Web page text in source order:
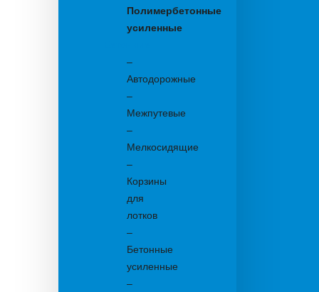
Полимербетонные
усиленные
–
Автодорожные
–
Межпутевые
–
Мелкосидящие
–
Корзины
для
лотков
–
Бетонные
усиленные
–